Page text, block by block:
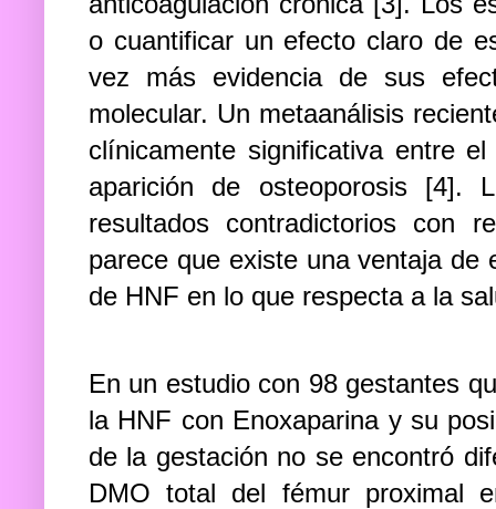
o cuantificar un efecto claro de
vez más evidencia de sus
molecular. Un metaanálisis
clínicamente significativa entre
aparición de osteoporosis [4].
resultados contradictorios con
parece que existe una ventaja
de HNF en lo que respecta a la
En un estudio con 98 gestantes
la HNF con Enoxaparina y su
de la gestación no se encontró
DMO total del fémur proximal